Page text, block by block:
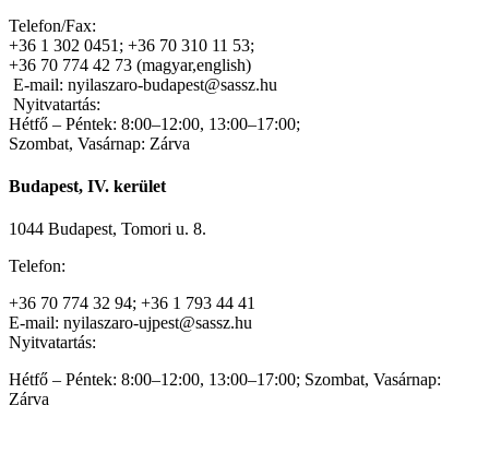
Telefon/Fax:
+36 1 302 0451; +36 70 310 11 53;
+36 70 774 42 73 (magyar,english)
E-mail: nyilaszaro-budapest@sassz.hu
Nyitvatartás:
Hétfő – Péntek: 8:00–12:00, 13:00–17:00;
Szombat, Vasárnap: Zárva
Budapest, IV. kerület
1044 Budapest, Tomori u. 8.
Telefon:
+36 70 774 32 94; +36 1 793 44 41
E-mail: nyilaszaro-ujpest@sassz.hu
Nyitvatartás:
Hétfő – Péntek: 8:00–12:00, 13:00–17:00; Szombat, Vasárnap:
Zárva